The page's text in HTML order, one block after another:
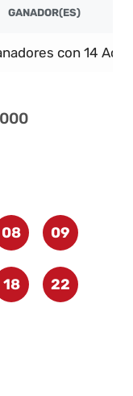
GANADOR(ES)
con 14
08 09
18 22